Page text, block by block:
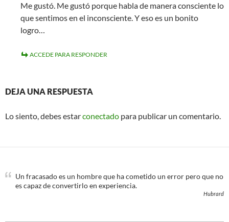
Me gustó. Me gustó porque habla de manera consciente lo
que sentimos en el inconsciente. Y eso es un bonito
logro…
ACCEDE PARA RESPONDER
DEJA UNA RESPUESTA
Lo siento, debes estarconectado para publicar un comentario.
Un fracasado es un hombre que ha cometido un error pero que no
es capaz de convertirlo en experiencia.
Hubrard